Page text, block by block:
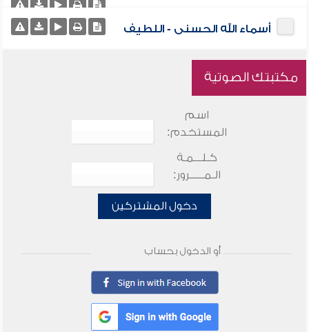
أسماء الله الحسنى - اللطيف
مكتبتك الصوتية
اسم
المستخدم:
كـلـــمـة
الـمـــــرور:
دخول المشتركين
أو الدخول بحساب